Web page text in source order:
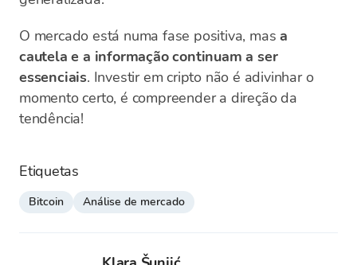
O mercado está numa fase positiva, masa
cautela e a informação continuam a ser
essenciais. Investir em cripto não é adivinhar o
momento certo, é compreender a direção da
tendência!
Etiquetas
Bitcoin Análise de mercado